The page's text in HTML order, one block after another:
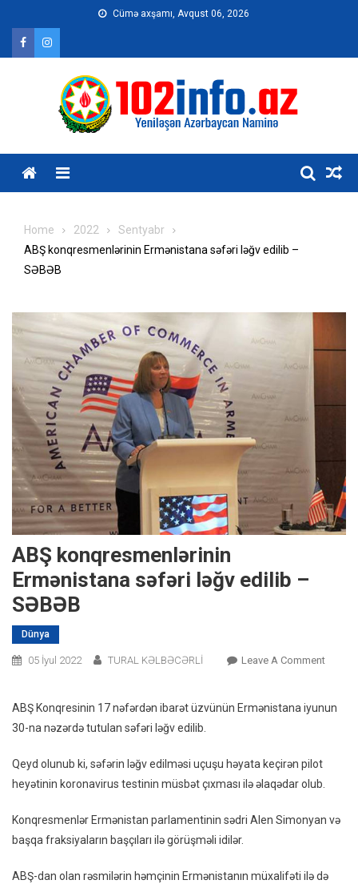
content
Cümə axşamı, Avqust 06, 2026
Home 2022
Sentyabr
ABŞ konqresmenlərinin Ermənistana səfəri ləğv edilib –
SƏBƏB
ABŞ konqresmenlərinin
Ermənistana səfəri ləğv edilib –
SƏBƏB
Dünya
05 İyul 2022 TURAL KƏLBƏCƏRLİ Leave A CommentOn
ABŞ Konqresinin 17 nəfərdən ibarət üzvünün Ermənistana iyunun
30-na nəzərdə tutulan səfəri ləğv edilib.
Qeyd olunub ki, səfərin ləğv edilməsi uçuşu həyata keçirən pilot
heyətinin koronavirus testinin müsbət çıxması ilə əlaqədar olub.
Konqresmenlər Ermənistan parlamentinin sədri Alen Simonyan və
başqa fraksiyaların başçıları ilə görüşməli idilər.
ABŞ-dan olan rəsmilərin həmçinin Ermənistanın müxalifəti ilə də